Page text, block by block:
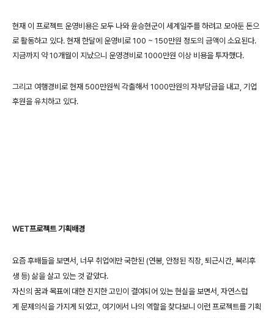
현재 이 프로젝트 운영비용은 모두 나와 윤승현군이 세계일주를 하려고 모아둔 돈으
로 활동하고 있다. 현재 한달에 운영비로 100 ~ 150만원 정도의 금액이 소요된다.
지금까지 약 10개월이 지났으니 운영경비로 1000만원 이상 비용을 투자했다.
그리고 여행경비로 현재 500만원씩 각출해서 1000만원의 자부담금을 내고, 기업
후원을 유치하고 있다.
WET프로젝트 기획배경
요즘 후배들을 보면서, 너무 취업에만 국한된 (연봉, 안정된 직장, 퇴근시간, 복리후
생 등) 삶을 살고 있는 것 같았다.
자신의 꿈과 목표에 대한 진지한 고민이 결여되어 있는 현실을 보면서, 자연스럽
게 문제의식을 가지게 되었고, 여기에서 나의 역할을 찾다보니 이런 프로젝트를 기획